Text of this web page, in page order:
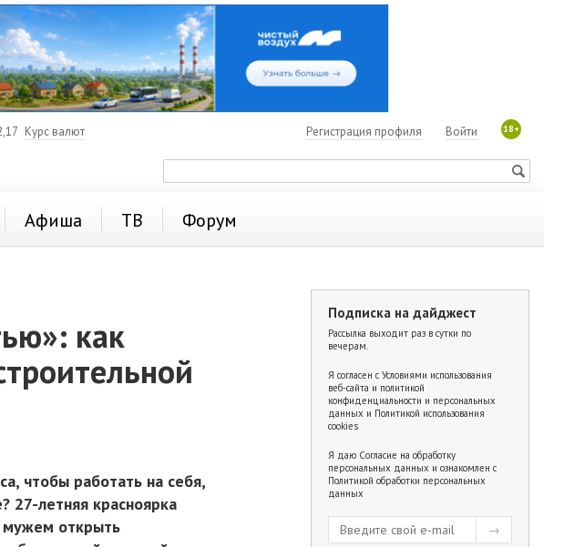
Курс валют 18+
Войти
Регистрация профиля
Афиша ТВ Форум
как
чтобы работать на себя,
27-летняя красноярка
мужем открыть
Подписка на дайджест
Рассылка выходит раз в сутки по
вечерам.
Я согласен с Условиями использования
веб-сайта и политикой
конфиденциальности и персональных
данных и Политикой использования
cookies
Я даю Согласие на обработку
персональных данных и ознакомлен с
Политикой обработки персональных
данных